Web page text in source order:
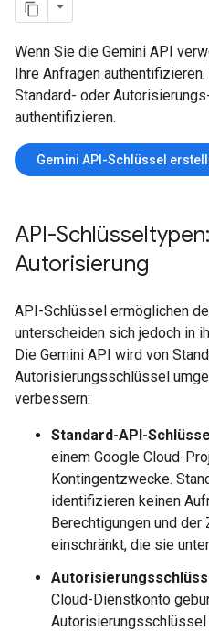
Wenn Sie die Gemini API
Ihre Anfragen
Standard- oder
authentifizieren.
Gemini API-Schlüssel
API-
Autorisierung
API-Schlüssel ermöglichen
unterscheiden sich jedoch in
Die Gemini API wird von
Autorisierungsschlüssel
verbessern:
Standard-API-
einem Google Cloud-
Kontingentzwecke.
identifizieren keinen
Berechtigungen und
einschränkt, die sie
Cloud-Dienstkonto